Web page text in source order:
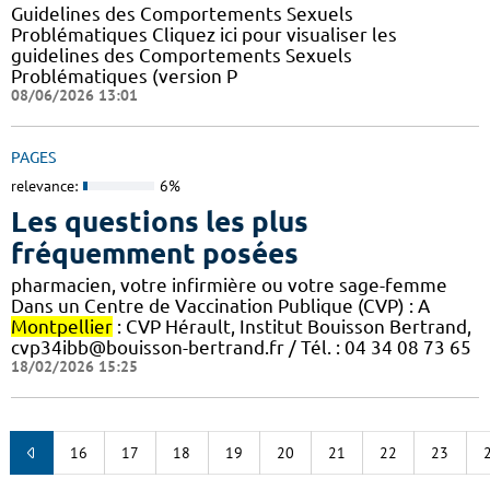
Guidelines des Comportements Sexuels
Problématiques Cliquez ici pour visualiser les
guidelines des Comportements Sexuels
Problématiques (version P
08/06/2026 13:01
PAGES
relevance: 6%
Les questions les plus
fréquemment posées
pharmacien, votre infirmière ou votre sage-femme
Dans un Centre de Vaccination Publique (CVP) : A
Montpellier : CVP Hérault, Institut Bouisson Bertrand,
cvp34ibb@bouisson-bertrand.fr / Tél. : 04 34 08 73 65
18/02/2026 15:25
16 17 18 19 20 21 22 23